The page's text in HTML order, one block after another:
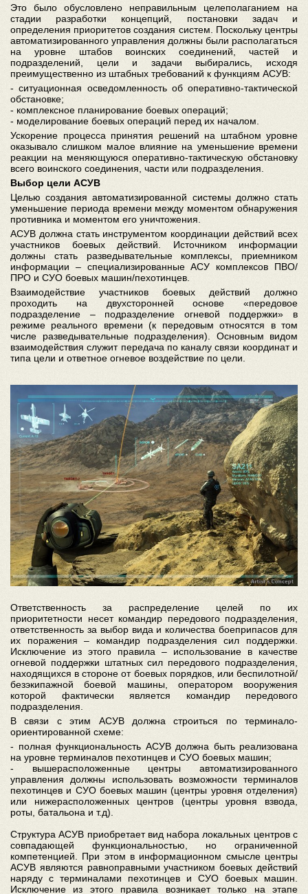
Это было обусловлено неправильным целеполаганием на
стадии разработки концепций, постановки задач и
определения приоритетов создания систем. Поскольку центры
автоматизированного управления должны были располагаться
на уровне штабов воинских соединений, частей и
подразделений, цели и задачи выбирались, исходя
преимущественно из штабных требований к функциям АСУВ:
- ситуационная осведомленность об оперативно-тактической
обстановке;
- комплексное планирование боевых операций;
- моделирование боевых операций перед их началом.
Ускорение процесса принятия решений на штабном уровне
оказывало слишком малое влияние на уменьшение времени
реакции на меняющуюся оперативно-тактическую обстановку
всего воинского соединения, части или подразделения.
Выбор цели АСУВ
Целью создания автоматизированной системы должно стать
уменьшение периода времени между моментом обнаружения
противника и моментом его уничтожения.
АСУВ должна стать инструментом координации действий всех
участников боевых действий. Источником информации
должны стать разведывательные комплексы, приемником
информации – специализированные АСУ комплексов ПВО/
ПРО и СУО боевых машин/пехотинцев.
Взаимодействие участников боевых действий должно
проходить на двухсторонней основе «передовое
подразделение – подразделение огневой поддержки» в
режиме реального времени (к передовым относятся в том
числе разведывательные подразделения). Основным видом
взаимодействия служит передача по каналу связи координат и
типа цели и ответное огневое воздействие по цели.
Ответственность за распределение целей по их
приоритетности несет командир передового подразделения,
ответственность за выбор вида и количества боеприпасов для
их поражения – командир подразделения сил поддержки.
Исключение из этого правила – использование в качестве
огневой поддержки штатных сил передового подразделения,
находящихся в стороне от боевых порядков, или беспилотной/
безэкипажной боевой машины, оператором вооружения
которой фактически является командир передового
подразделения.
В связи с этим АСУВ должна строиться по терминало-
ориентированной схеме:
- полная функциональность АСУВ должна быть реализована
на уровне терминалов пехотинцев и СУО боевых машин;
- вышерасположенные центры автоматизированного
управления должны использовать возможности терминалов
пехотинцев и СУО боевых машин (центры уровня отделения)
или нижерасположенных центров (центры уровня взвода,
роты, батальона и т.д).
Структура АСУВ приобретает вид набора локальных центров с
совпадающей функциональностью, но ограниченной
компетенцией. При этом в информационном смысле центры
АСУВ являются равноправными участником боевых действий
наряду с терминалами пехотинцев и СУО боевых машин.
Исключение из этого правила возникает только на этапе